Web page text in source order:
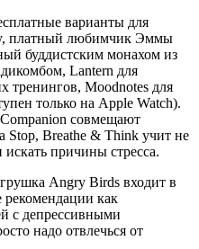
варианты для
платный любимчик Эммы
буддистским монахом из
Lantern для
тренингов, Moodnotes для
только на Apple Watch).
совмещают
Stop, Breathe & Think учит не
искать причины стресса.
Angry Birds входит в
как
с депрессивными
надо отвлечься от